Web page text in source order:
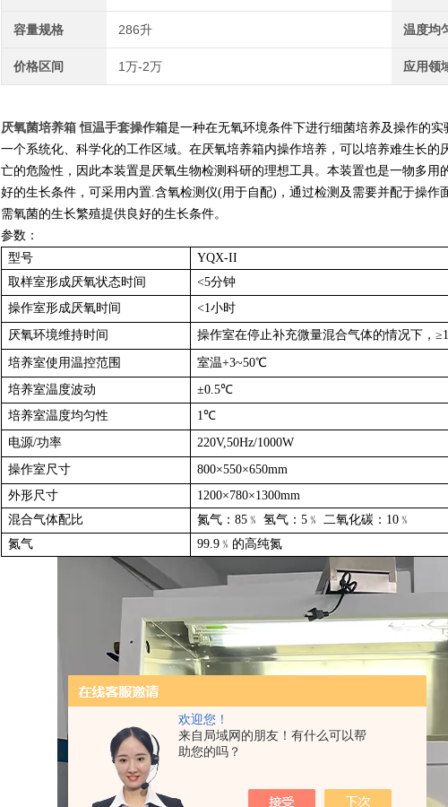
欢迎您！
来自局域网的朋友！有什么可以帮
助您的吗？
容量规格 286升 温度均
价格区间 1万-2万 应用领
厌氧菌培养箱 恒温手套操作箱是一种在无氧环境条件下进行细菌培养及操作的
一个系统化、科学化的工作区域。在厌氧培养箱内操作培养，可以培养难生长
亡的危险性，因此本装置是厌氧生物检测科研的理想工具。本装置也是一物多
好的生长条件，可采用内置.含氧检测仪(用于自配)，通过检测及需要并配于操
需氧菌的生长繁殖提供良好的生长条件。
参数：
型号
YQX-II
取样室形成厌氧状态时间
<5分钟
操作室形成厌氧时间
<1小时
厌氧环境维持时间
操作室在停止补充微量混合气体的情况下，
培养室使用温控范围
室温+3~50℃
培养室温度波动
±0.5℃
培养室温度均匀性
1℃
电源/功率
220V,50Hz/1000W
操作室尺寸
800×550×650mm
外形尺寸
1200×780×1300mm
混合气体配比
氮气：85﹪ 氢气：5﹪ 二氧化碳：10﹪
氮气
99.9﹪的高纯氮